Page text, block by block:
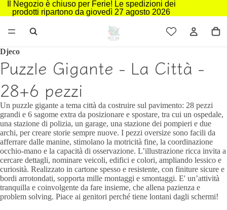
Il Negozio è chiuso per Ferie! Le spedizioni dei
prodotti ripartono da giovedì 27 agosto 2026
Djeco
Puzzle Gigante - La Città -
28+6 pezzi
Un puzzle gigante a tema città da costruire sul pavimento: 28 pezzi
grandi e 6 sagome extra da posizionare e spostare, tra cui un ospedale,
una stazione di polizia, un garage, una stazione dei pompieri e due
archi, per creare storie sempre nuove. I pezzi oversize sono facili da
afferrare dalle manine, stimolano la motricità fine, la coordinazione
occhio-mano e la capacità di osservazione. L’illustrazione ricca invita a
cercare dettagli, nominare veicoli, edifici e colori, ampliando lessico e
curiosità. Realizzato in cartone spesso e resistente, con finiture sicure e
bordi arrotondati, sopporta mille montaggi e smontaggi. E' un’attività
tranquilla e coinvolgente da fare insieme, che allena pazienza e
problem solving. Piace ai genitori perché tiene lontani dagli schermi!